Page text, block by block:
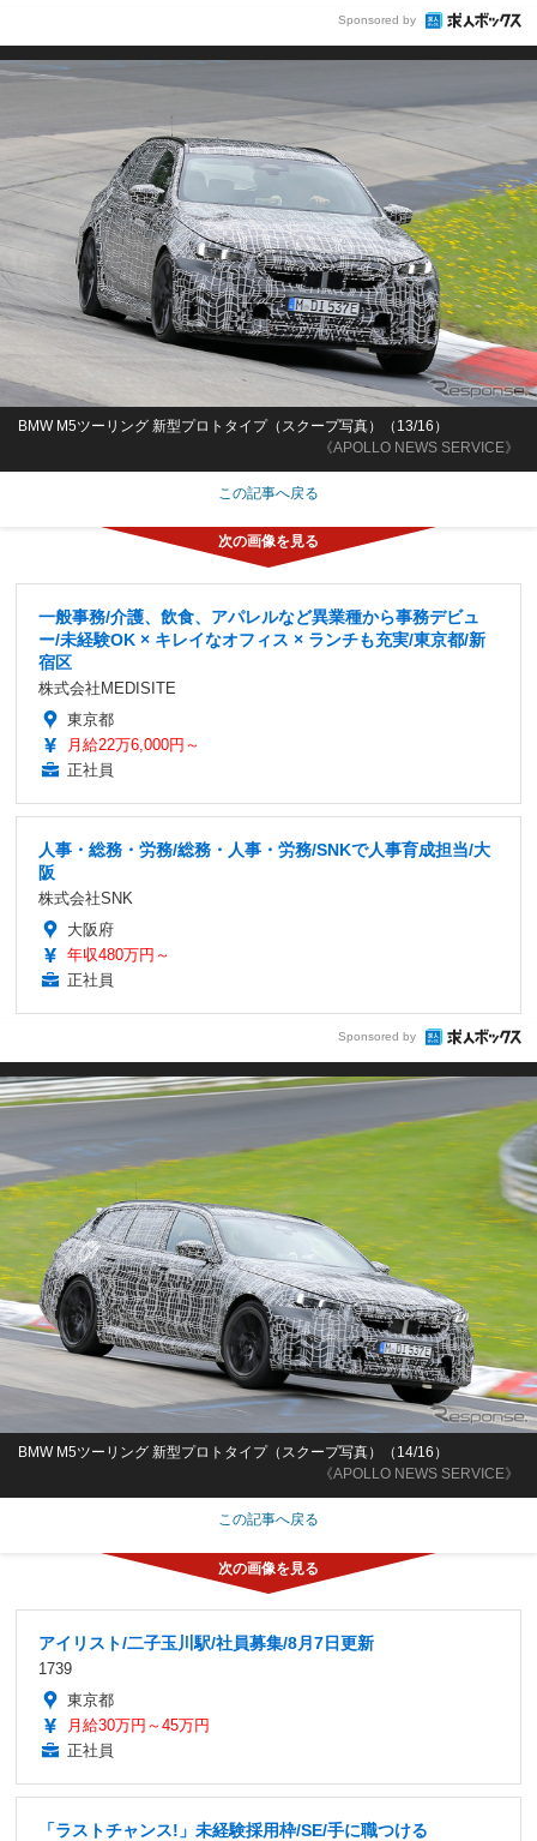
Sponsored by
《APOLLO NEWS SERVICE》
BMW M5ツーリング 新型プロトタイプ（スクープ写真）（13/16）
この記事へ戻る
一般事務/介護、飲食、アパレルなど異業種から事務デビュ
ー/未経験OK × キレイなオフィス × ランチも充実/東京都/新
宿区
株式会社MEDISITE
東京都
月給22万6,000円～
正社員
人事・総務・労務/総務・人事・労務/SNKで人事育成担当/大
阪
株式会社SNK
大阪府
年収480万円～
正社員
Sponsored by
《APOLLO NEWS SERVICE》
BMW M5ツーリング 新型プロトタイプ（スクープ写真）（14/16）
この記事へ戻る
アイリスト/二子玉川駅/社員募集/8月7日更新
1739
東京都
月給30万円～45万円
正社員
「ラストチャンス!」未経験採用枠/SE/手に職つける